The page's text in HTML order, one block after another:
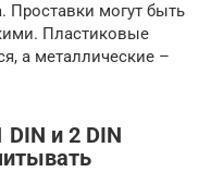
Проставки могут быть
Пластиковые
а металлические –
DIN и 2 DIN